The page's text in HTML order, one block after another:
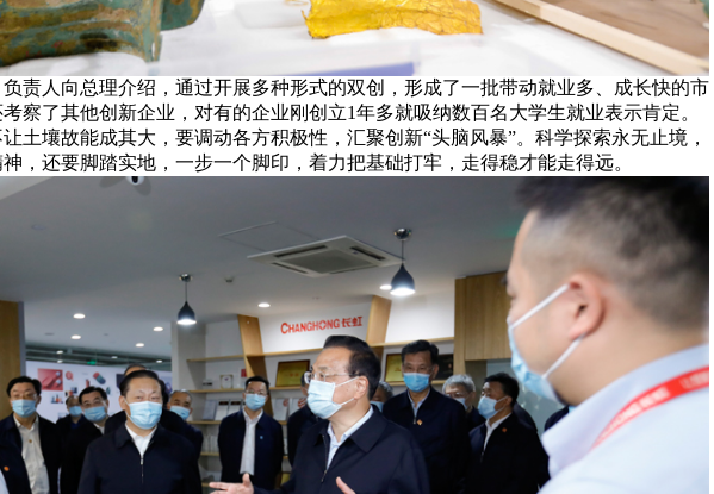
责人向总理介绍，通过开展多种形式的双创，形成了一批带动就业多、成长快的市
察了其他创新企业，对有的企业刚创立1年多就吸纳数百名大学生就业表示肯定。
土壤故能成其大，要调动各方积极性，汇聚创新“头脑风暴”。科学探索永无止境，
，还要脚踏实地，一步一个脚印，着力把基础打牢，走得稳才能走得远。